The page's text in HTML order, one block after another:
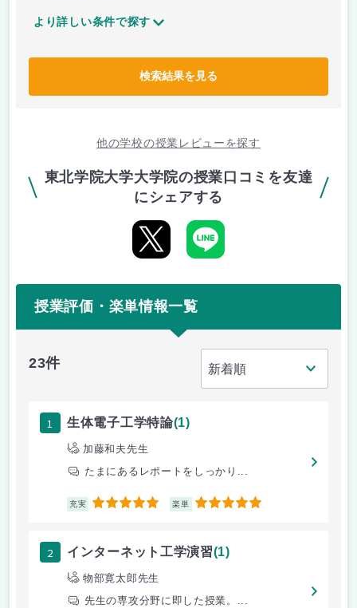
より詳しい条件で探す
検索結果を見る
他の学校の授業レビューを探す
東北学院大学大学院の授業口コミを友達
にシェアする
授業評価・楽単情報一覧
23件
1 生体電子工学特論(1)
加藤和夫先生
たまにあるレポートをしっかり...
充実 5 楽単 5
2 インターネット工学演習(1)
物部寛太郎先生
先生の専攻分野に即した授業。...